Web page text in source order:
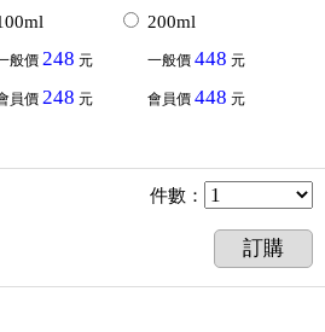
般價 248 元
員價 248 元
200ml
一般價 448 元
會員價 448 元
件數 ：
訂購